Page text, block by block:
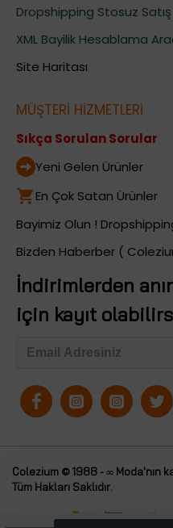
Dropshipping Stosuz
XML Bayilik Hesablama
Site Haritası
MÜŞTERİ HİZMETLERİ
Sıkça Sorulan Sorular
Yeni Gelen Ürünler
En Çok Satan Ürünler
Bayimiz Olun !
Bizden Haberber (
İndirimlerden
için kayıt
Colezium © 1988 - ∞ Moda'nın
Tüm Hakları Saklıdır.